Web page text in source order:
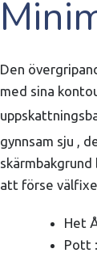
Den
med sina
gynnsam sju ,
att förse
Het
Pott